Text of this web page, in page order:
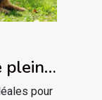
plein
pour